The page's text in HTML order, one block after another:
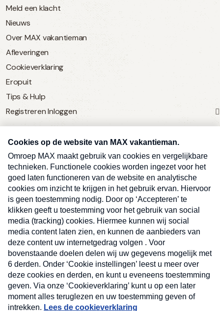
Max
Meld een klacht
Nieuws
Over MAX vakantieman
Afleveringen
Cookieverklaring
Eropuit
Tips & Hulp
Registreren Inloggen
SERVICE
Over Omroep MAX
MAX Vandaag
MAX Meldpunt
Pers
Contact
Algemene voorwaarden
Privacyverklaring
Kwetsbaarheid melden
RegistrerenInloggen
Ben je benieuwd naar meer
vakantienieuws- en tips?
E-
mailadres
Inschrijven
Deze site wordt beschermd door reCAPTCHA en het Google